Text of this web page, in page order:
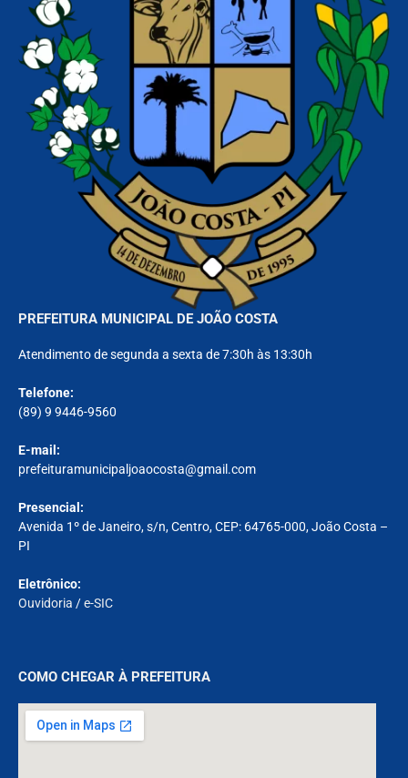
PREFEITURA MUNICIPAL DE JOÃO COSTA
Atendimento de segunda a sexta de 7:30h às 13:30h
Telefone:
(89) 9 9446-9560
E-mail:
prefeituramunicipaljoaocosta@gmail.com
Presencial:
Avenida 1º de Janeiro, s/n, Centro, CEP: 64765-000, João Costa –
PI
Eletrônico:
Ouvidoria /e-SIC
COMO CHEGAR À PREFEITURA